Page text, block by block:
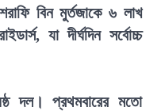
বিন মুর্তজাকে ৬ লাখ
যা দীর্ঘদিন সর্বোচ্চ
দল। প্রথমবারের মতো